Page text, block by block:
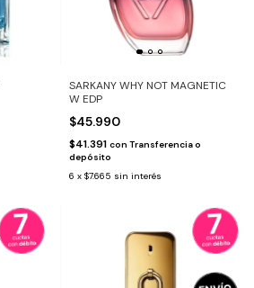
SARKANY WHY NOT MAGNETIC
W EDP
$45.990
$41.391 con Transferencia o
depósito
6 x $7.665 sin interés